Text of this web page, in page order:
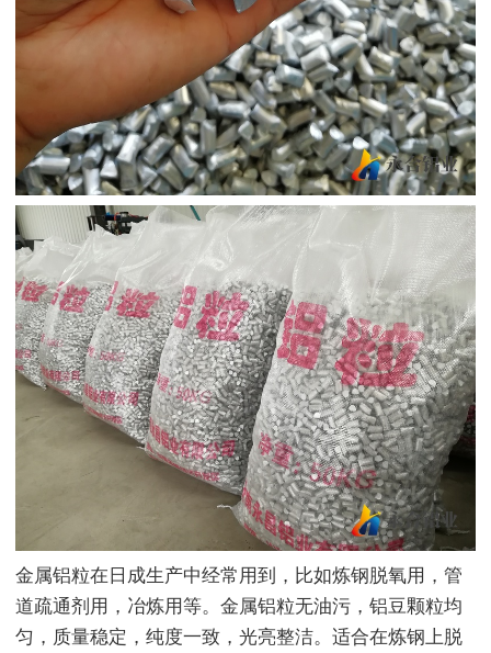
金属铝粒在日成生产中经常用到，比如炼钢脱氧用，管
道疏通剂用，冶炼用等。金属铝粒无油污，铝豆颗粒均
匀，质量稳定，纯度一致，光亮整洁。适合在炼钢上脱